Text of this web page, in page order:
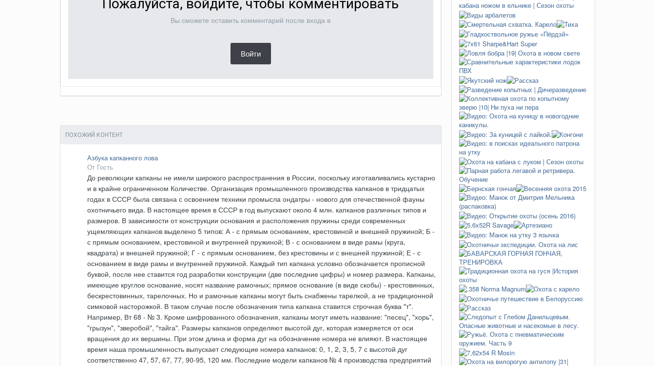
Пожалуйста, войдите, чтобы комментировать
Вы сможете оставить комментарий после входа в
Войти
ПОХОЖИЙ КОНТЕНТ
Азбука капканного лова
От Гость
До революции капканы не имели широкого распространения в России, поскольку изготавливались кустарно
и в крайне ограниченном Количестве. Организация промышленного производства капканов в тридцатых
годах в СССР была связана с освоением техники промысла ондатры - нового для отечественной фауны
охотничьего вида. В настоящее время в СССР в год выпускают около 4 млн. капканов различных типов и
размеров. В зависимости от конструкции основания и расположения пружины среди современных
ущемляющих капканов выделено 5 типов: А - с прямым основанием, крестовиной и внешней пружиной; Б -
с прямым основанием, крестовиной и внутренней пружиной; В - с основанием в виде рамы (круга,
квадрата) и внешней пружиной; Г - с прямым основанием, без крестовины и с внешней пружиной; Е - с
основанием в виде рамы и внутренней пружиной. Каждый тип капкана условно обозначается прописной
буквой, после нее ставится год разработки конструкции (две последние цифры) и номер размера. Капканы,
имеющие круглое основание, носят название рамочных; прямое основание (в виде скобы) - крестовинных,
бескрестовинных, тарелочных. Но и рамочные капканы могут быть снабжены тарелкой, а не традиционной
симковой насторожкой. В таком случае после обозначения типа капкана ставится строчная буква "т".
Например, Вт 68 - № 3. Кроме шифрованного обозначения, капканы могут иметь название: "песец", "хорь",
"грызун", "зверобой", "тайга". Размеры капканов определяют высотой дуг, которая измеряется от оси
вращения до их вершины. При этом длина и форма дуг на обозначение номера не влияют. В настоящее
время наша промышленность выпускает следующие номера капканов: 0, 1, 2, 3, 5, 7 с высотой дуг
соответственно 47, 57, 67, 77, 90-95, 120 мм. Последние модели капканов № 4 производства предприятий